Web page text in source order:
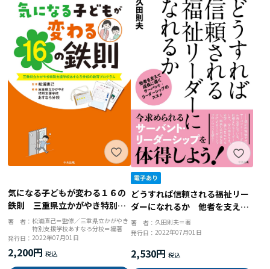
気になる子どもが変わる１６の
鉄則 三重県立かがやき特別支
援学校あすなろ分校の教育プロ
グラム
著 者：松浦直己＝監修／三重県立かがやき
特別支援学校あすなろ分校＝編著
発行日：2022年07月01日
2,200円
どうすれば信頼される福祉リー
ダーになれるか 他者を支えて
成長に導くサーバント・リーダ
ーシップのススメ
著 者： 久田則夫＝著
発行日： 2022年07月01日
2,530円